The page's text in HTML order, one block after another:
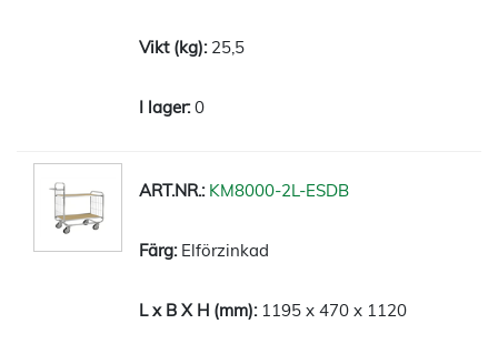
25,5
0
KM8000-2L-ESDB
Elförzinkad
1195 x 470 x 1120